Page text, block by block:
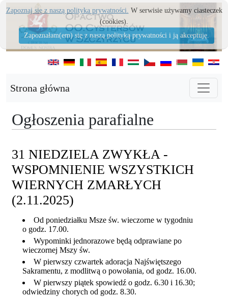
Strona główna
Ogłoszenia parafialne
31 NIEDZIELA ZWYKŁA -
WSPOMNIENIE WSZYSTKICH
WIERNYCH ZMARŁYCH
(2.11.2025)
Od poniedziałku Msze św. wieczorne w tygodniu
o godz. 17.00.
Wypominki jednorazowe będą odprawiane po
wieczornej Mszy św.
W pierwszy czwartek adoracja Najświętszego
Sakramentu, z modlitwą o powołania, od godz. 16.00.
W pierwszy piątek spowiedź o godz. 6.30 i 16.30;
odwiedziny chorych od godz. 8.30.
Zapoznaj się z naszą polityka prywatności. W serwisie używamy ciasteczek
(cookies).
Zapoznałam(em) się z naszą polityką prywatności i ją akceptuję.